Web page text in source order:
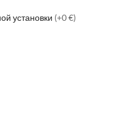
установки (+0 €)